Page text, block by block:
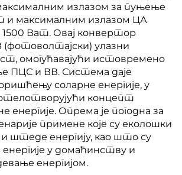
излазом за пуњење
и максималним излазом ЦА
Ват. Овај конвертор
улазни
омогућавајући истовремено
ПЦС и ВВ. Система даје
соларне енергије, у
концепт
Опрема је погодна за
примене које су еколошки
штеде енергију, као што су
у домаћинству и
енергијом.